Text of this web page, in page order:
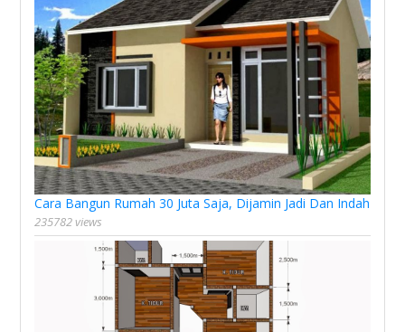
Cara Bangun Rumah 30 Juta Saja, Dijamin Jadi Dan Indah
235782 views